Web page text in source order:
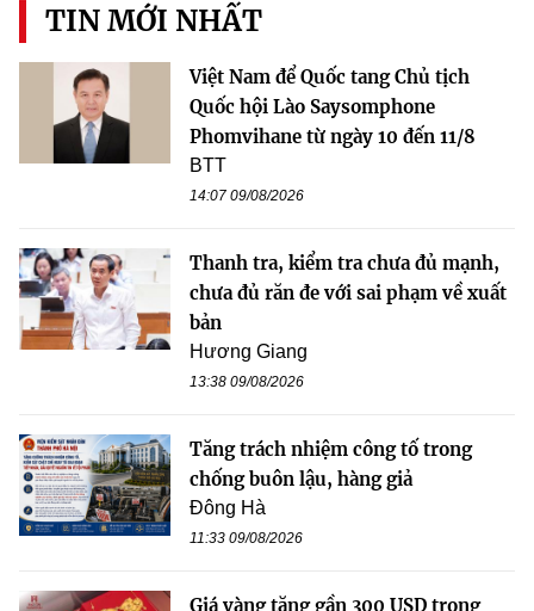
TIN MỚI NHẤT
Việt Nam để Quốc tang Chủ tịch
Quốc hội Lào Saysomphone
Phomvihane từ ngày 10 đến 11/8
BTT
14:07 09/08/2026
Thanh tra, kiểm tra chưa đủ mạnh,
chưa đủ răn đe với sai phạm về xuất
bản
Hương Giang
13:38 09/08/2026
Tăng trách nhiệm công tố trong
chống buôn lậu, hàng giả
Đông Hà
11:33 09/08/2026
Giá vàng tăng gần 300 USD trong